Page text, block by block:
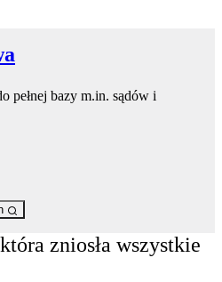
pełnej bazy m.in. sądów i
zniosła wszystkie